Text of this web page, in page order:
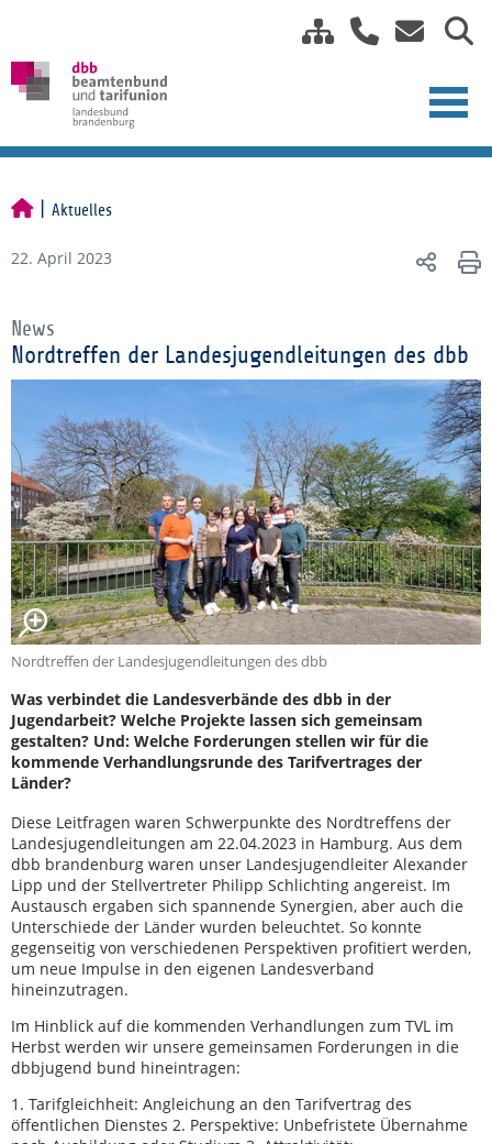
Aktuelles
22. April 2023
News
Nordtreffen der Landesjugendleitungen des dbb
Nordtreffen der Landesjugendleitungen des dbb
Was verbindet die Landesverbände des dbb in der
Jugendarbeit? Welche Projekte lassen sich gemeinsam
gestalten? Und: Welche Forderungen stellen wir für die
kommende Verhandlungsrunde des Tarifvertrages der
Länder?
Diese Leitfragen waren Schwerpunkte des Nordtreffens der
Landesjugendleitungen am 22.04.2023 in Hamburg. Aus dem
dbb brandenburg waren unser Landesjugendleiter Alexander
Lipp und der Stellvertreter Philipp Schlichting angereist. Im
Austausch ergaben sich spannende Synergien, aber auch die
Unterschiede der Länder wurden beleuchtet. So konnte
gegenseitig von verschiedenen Perspektiven profitiert werden,
um neue Impulse in den eigenen Landesverband
hineinzutragen.
Im Hinblick auf die kommenden Verhandlungen zum TVL im
Herbst werden wir unsere gemeinsamen Forderungen in die
dbbjugend bund hineintragen:
1. Tarifgleichheit: Angleichung an den Tarifvertrag des
öffentlichen Dienstes 2. Perspektive: Unbefristete Übernahme